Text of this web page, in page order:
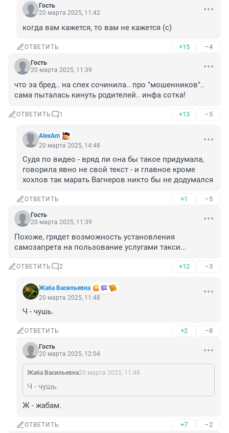
Гость
20 марта 2025, 11:42
когда вам кажется, то вам не кажется (с)
ОТВЕТИТЬ +15 –4
Гость
20 марта 2025, 11:39
что за бред.. на спех сочинила.. про "мошенников"..
сама пыталась кинуть родителей.. инфа сотка!
ОТВЕТИТЬ 1 +13 –5
AlexAm
20 марта 2025, 14:48
Судя по видео - вряд ли она бы такое придумала,
говорила явно не свой текст - и главное кроме
хохлов так марать Вагнеров никто бы не додумался
ОТВЕТИТЬ +1 –5
Гость
20 марта 2025, 11:39
Похоже, грядет возможность установления
самозапрета на пользование услугами такси...
ОТВЕТИТЬ 2 +12 –3
Жаба Васильевна
20 марта 2025, 11:48
Ч - чушь.
ОТВЕТИТЬ +2 –8
Гость
20 марта 2025, 12:04
Жаба Васильевна20 марта 2025, 11:48
Ч - чушь.
Ж - жабам.
ОТВЕТИТЬ +7 –2